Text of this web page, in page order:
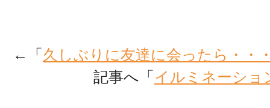
←「 久しぶりに友達に会ったら・・
記事へ「 イルミネーショ